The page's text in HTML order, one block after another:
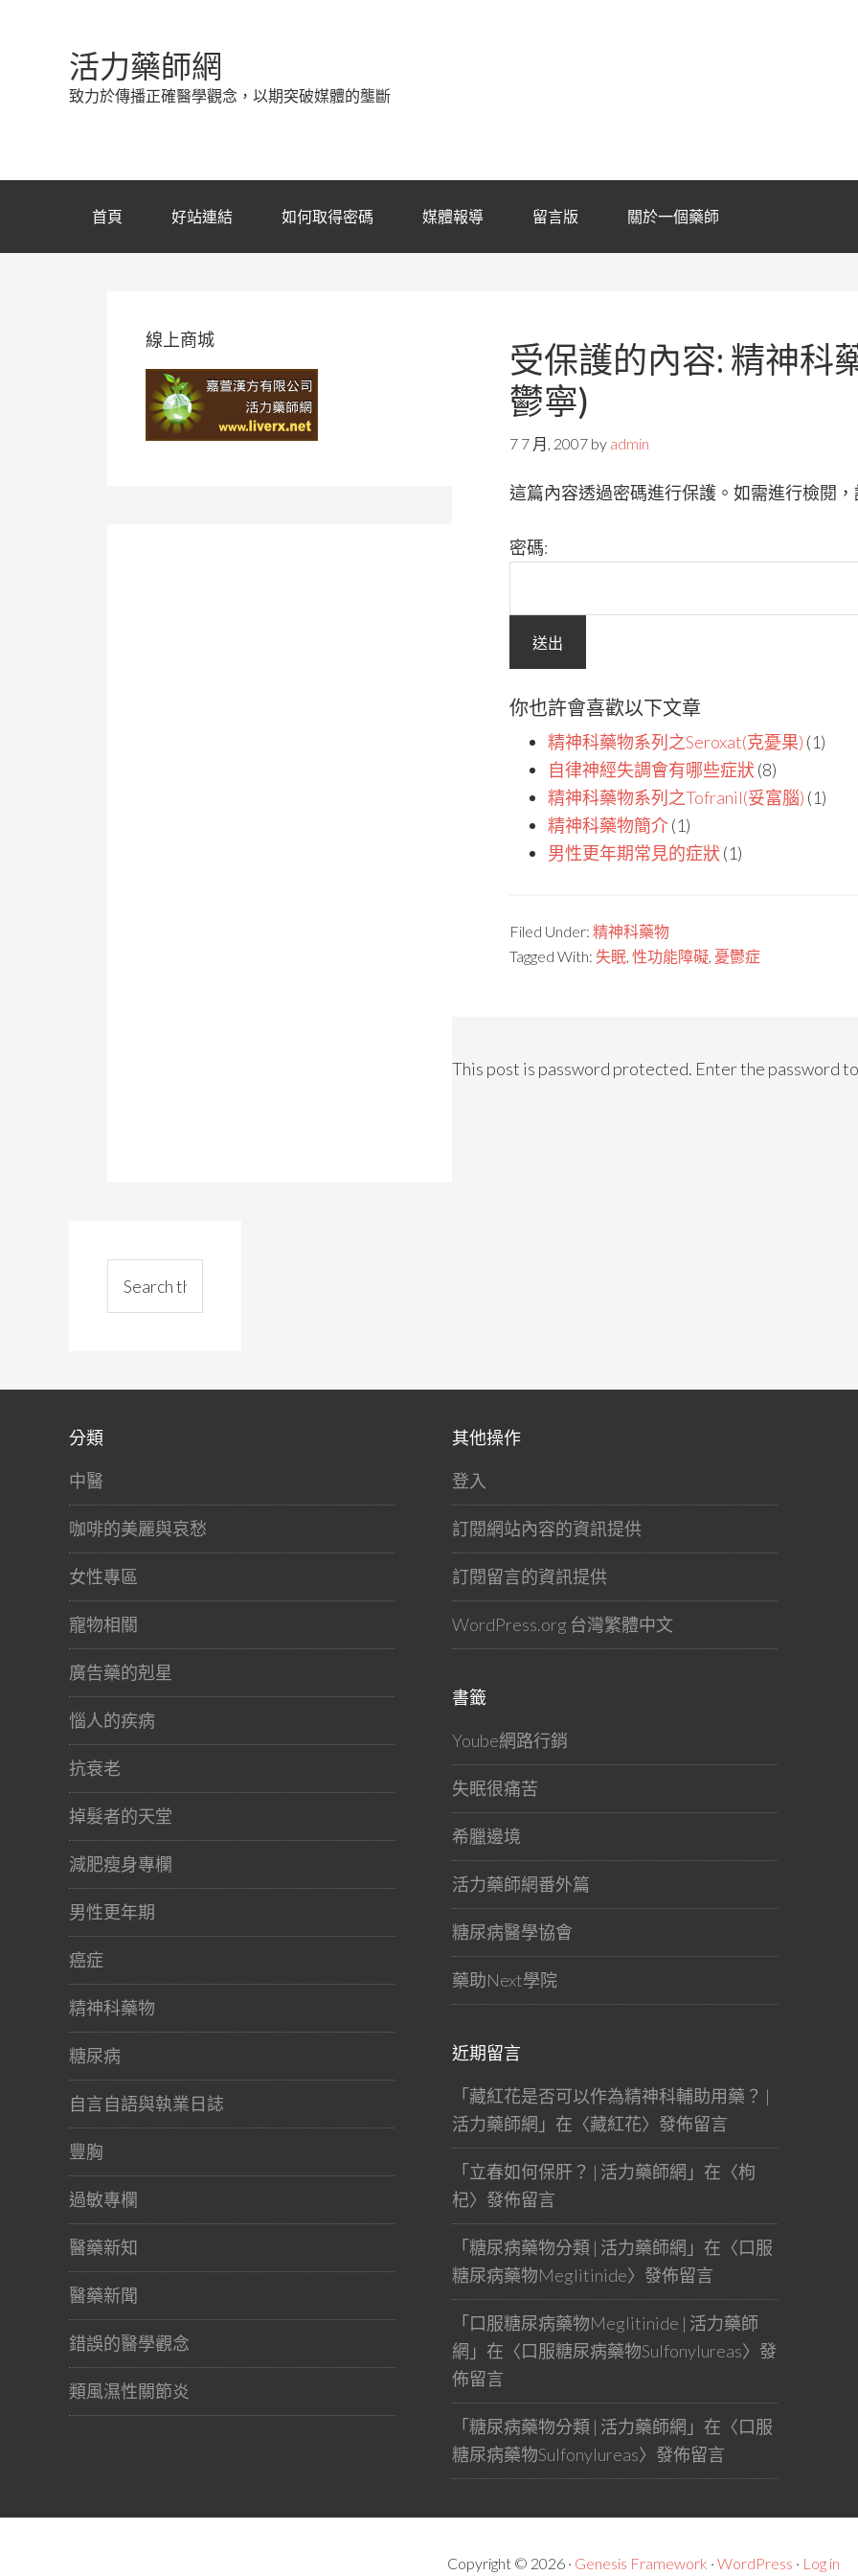
活力藥師網
致力於傳播正確醫學觀念，以期突破媒體的壟斷
首頁 好站連結 如何取得密碼 媒體報導 留言版 關於一個藥師
受保護的內容: 精神科
鬱寧)
7 7 月, 2007 by admin
這篇內容透過密碼進行保護。如需進行檢閱
密碼:
你也許會喜歡以下文章
精神科藥物系列之Seroxat(克憂果) (1)
自律神經失調會有哪些症狀(8)
精神科藥物系列之Tofranil(妥富腦) (1)
精神科藥物簡介(1)
男性更年期常見的症狀(1)
Filed Under: 精神科藥物
Tagged With: 失眠, 性功能障礙, 憂鬱症
This post is password protected. Enter the password
線上商城
分類
中醫
咖啡的美麗與哀愁
女性專區
寵物相關
廣告藥的剋星
惱人的疾病
抗衰老
掉髮者的天堂
減肥瘦身專欄
男性更年期
癌症
精神科藥物
糖尿病
自言自語與執業日誌
豐胸
過敏專欄
醫藥新知
醫藥新聞
錯誤的醫學觀念
類風濕性關節炎
其他操作
登入
訂閱網站內容的資訊提供
訂閱留言的資訊提供
WordPress.org 台灣繁體中文
書籤
Yoube網路行銷
失眠很痛苦
希臘邊境
活力藥師網番外篇
糖尿病醫學協會
藥助Next學院
近期留言
「藏紅花是否可以作為精神科輔助用藥？ |
活力藥師網 」在〈藏紅花〉發佈留言
「立春如何保肝？ | 活力藥師網 」在〈枸
杞〉發佈留言
「糖尿病藥物分類 | 活力藥師網 」在〈口服
糖尿病藥物Meglitinide〉發佈留言
「口服糖尿病藥物Meglitinide | 活力藥師
網 」在〈口服糖尿病藥物Sulfonylureas〉發
佈留言
「糖尿病藥物分類 | 活力藥師網 」在〈口服
糖尿病藥物Sulfonylureas〉發佈留言
Copyright © 2026 · Genesis Framework · WordPress · Log in